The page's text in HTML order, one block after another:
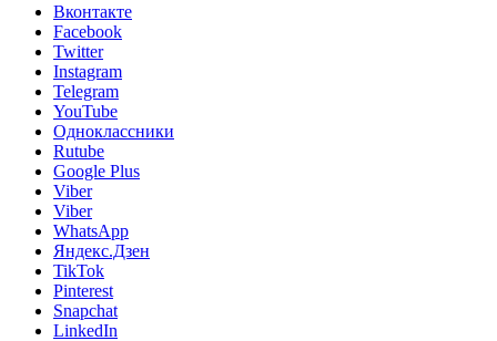
Вконтакте
Facebook
Twitter
Instagram
Telegram
YouTube
Одноклассники
Rutube
Google Plus
Viber
Viber
WhatsApp
Яндекс.Дзен
TikTok
Pinterest
Snapchat
LinkedIn